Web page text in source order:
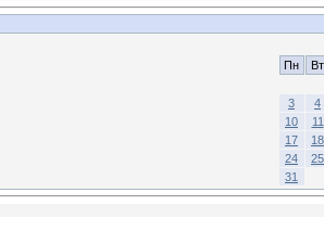
Пн Вт
3
4
10
11
17
18
24
25
31